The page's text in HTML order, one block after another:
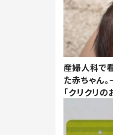
産婦人科で
た赤ちゃん
「クリクリの